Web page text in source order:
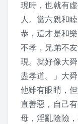
2016
2016
2015
2019
現時，也就有
人。當六親和
恭，這才是和
不孝，兄弟不
現。就好像大
盡孝道。」大
他雖有眼睛，
直善惡，自己
母，淫亂陰險